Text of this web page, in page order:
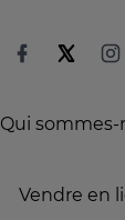
Qui sommes-
Vendre en